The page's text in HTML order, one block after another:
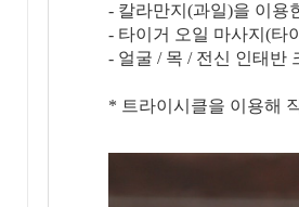
- 칼라만지(과일)을 이용
- 타이거 오일 마사지(타
- 얼굴 / 목 / 전신 인태반
* 트라이시클을 이용해